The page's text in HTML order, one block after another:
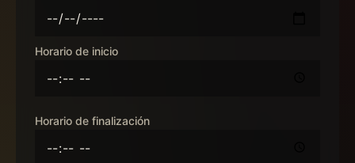
Horario de inicio
Horario de finalización